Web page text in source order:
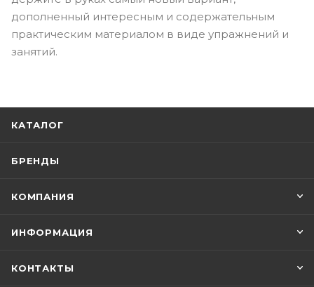
дополненный интересным и содержательным
практическим материалом в виде упражнений и
занятий.
КАТАЛОГ
БРЕНДЫ
КОМПАНИЯ
ИНФОРМАЦИЯ
КОНТАКТЫ